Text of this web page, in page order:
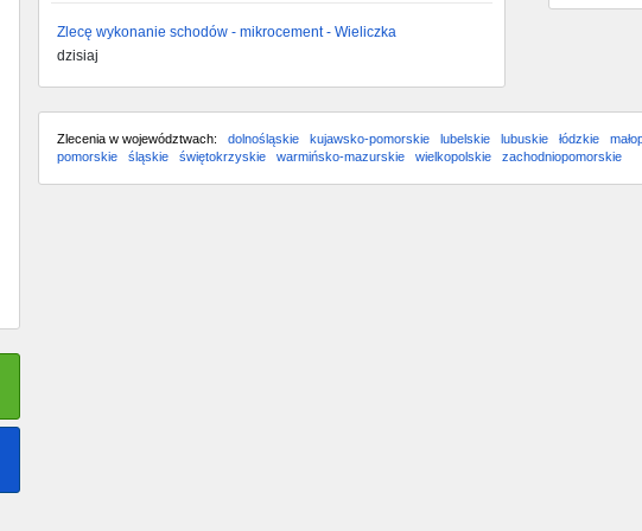
Zlecę wykonanie schodów - mikrocement - Wieliczka
dzisiaj
Zlecenia w województwach: dolnośląskie kujawsko-pomorskie lubelskie lubuskie łódzkie
pomorskie
śląskie świętokrzyskie warmińsko-mazurskie wielkopolskie zachodniopomorskie